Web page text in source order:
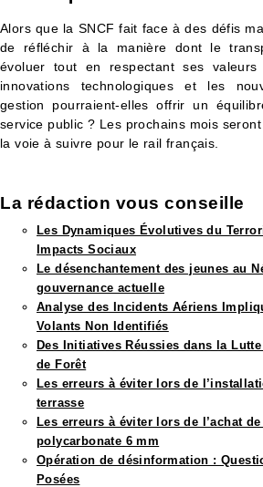
Alors que la SNCF fait face à des défis
de réfléchir à la manière dont le
évoluer tout en respectant ses valeurs
innovations technologiques et les
gestion pourraient-elles offrir un
service public ? Les prochains mois
la voie à suivre pour le rail français.
La rédaction vous conseille​
Les Dynamiques Évolutives du
Impacts Sociaux
Le désenchantement des jeunes au
gouvernance actuelle
Analyse des Incidents Aériens
Volants Non Identifiés
Des Initiatives Réussies dans la
de Forêt
Les erreurs à éviter lors de
terrasse
Les erreurs à éviter lors de l’achat
polycarbonate 6 mm
Opération de désinformation :
Posées